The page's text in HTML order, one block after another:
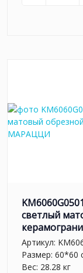
светлый
Артикул:
Размер: 60*60
Вес: 28.28 кг